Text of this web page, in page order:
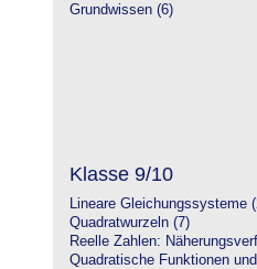
Grundwissen (6)
Klasse 9/10
Lineare Gleichungssysteme
Quadratwurzeln (7)
Reelle Zahlen:
Quadratische Funktionen